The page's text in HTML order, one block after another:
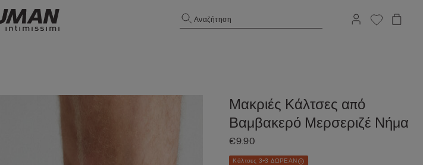
Αναζήτηση
Μακριές Κάλτσες από
Βαμβακερό Μερσεριζέ Νήμα
€9.90
Κάλτσες 3+3 ΔΩΡΕΑΝ